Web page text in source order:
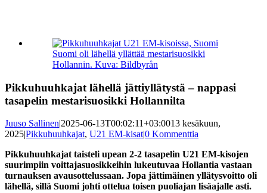
isompana
Suomi oli lähellä yllättää mestarisuosikki
Hollannin. Kuva: Bildbyrån
Pikkuhuuhkajat lähellä jättiyllätystä – nappasi
tasapelin mestarisuosikki Hollannilta
Juuso Sallinen|2025-06-13T00:02:11+03:0013 kesäkuun,
2025|Pikkuhuuhkajat, U21 EM-kisat|0 Kommenttia
Pikkuhuuhkajat taisteli upean 2-2 tasapelin U21 EM-kisojen
suurimpiin voittajasuosikkeihin lukeutuvaa Hollantia vastaan
turnauksen avausottelussaan. Jopa jättimäinen yllätysvoitto oli
lähellä, sillä Suomi johti ottelua toisen puoliajan lisäajalle asti.